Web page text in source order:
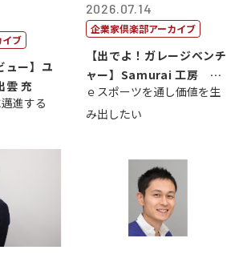
イブ
ュー】ユ
雲 充
進する
2026.07.14
企業家倶楽部アーカイブ
【出でよ！ガレージベンチ
ャー】Samurai 工房 代
表取締...
ｅスポーツを通し価値を生
み出したい